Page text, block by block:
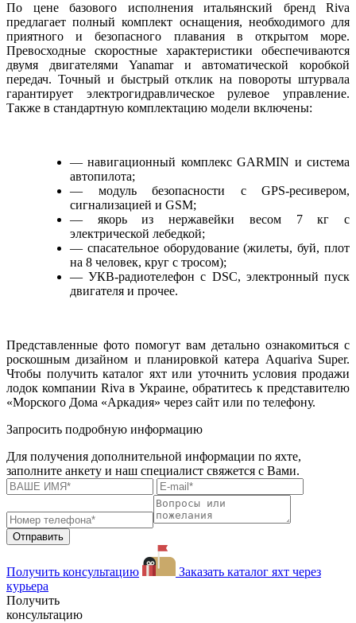
По цене базового исполнения итальянский бренд Riva
предлагает полный комплект оснащения, необходимого для
приятного и безопасного плавания в открытом море.
Превосходные скоростные характеристики обеспечиваются
двумя двигателями Yanamar и автоматической коробкой
передач. Точный и быстрый отклик на повороты штурвала
гарантирует электрогидравлическое рулевое управление.
Также в стандартную комплектацию модели включены:
— навигационный комплекс GARMIN и система
автопилота;
— модуль безопасности с GPS-ресивером,
сигнализацией и GSM;
— якорь из нержавейки весом 7 кг с
электрической лебедкой;
— спасательное оборудование (жилеты, буй, плот
на 8 человек, круг с тросом);
— УКВ-радиотелефон с DSC, электронный пуск
двигателя и прочее.
Представленные фото помогут вам детально ознакомиться с
роскошным дизайном и планировкой катера Aquariva Super.
Чтобы получить каталог яхт или уточнить условия продажи
лодок компании Riva в Украине, обратитесь к представителю
«Морского Дома «Аркадия» через сайт или по телефону.
Запросить подробную информацию
Для получения дополнительной информации по яхте,
заполните анкету и наш специалист свяжется с Вами.
Отправить
Получить консультацию
Заказать каталог яхт через
курьера
Получить
консультацию